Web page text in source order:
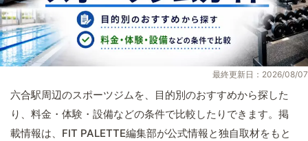
最終更新日：2026/08/07
六合駅周辺のスポーツジムを、目的別のおすすめから探した
り、料金・体験・設備などの条件で比較したりできます。掲
載情報は、FIT PALETTE編集部が公式情報と独自取材をもと